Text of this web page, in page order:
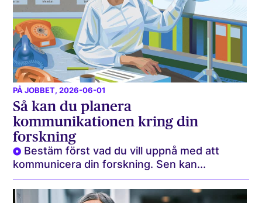
PÅ JOBBET, 2026-06-01
Så kan du planera
kommunikationen kring din
forskning
Bestäm först vad du vill uppnå med att
kommunicera din forskning. Sen kan...